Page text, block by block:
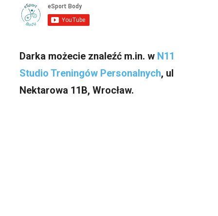
Darka możecie znaleźć m.in. w N11
Studio Treningów Personalnych, ul
Nektarowa 11B, Wrocław.